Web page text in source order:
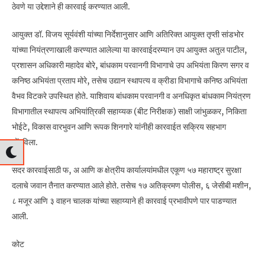
ठेवणे या उद्देशाने ही कारवाई करण्यात आली.
आयुक्त डॉ. विजय सूर्यवंशी यांच्या निर्देशानुसार आणि अतिरिक्त आयुक्त तृप्ती सांडभोर
यांच्या नियंत्रणाखाली करण्यात आलेल्या या कारवाईदरम्यान उप आयुक्त अतुल पाटील,
प्रशासन अधिकारी महादेव बोरे, बांधकाम परवानगी विभागाचे उप अभियंता किरण सगर व
कनिष्ठ अभियंता प्रताप मोरे, तसेच उद्यान स्थापत्य व क्रीडा विभागाचे कनिष्ठ अभियंता
वैभव विटकरे उपस्थित होते. याशिवाय बांधकाम परवानगी व अनधिकृत बांधकाम नियंत्रण
विभागातील स्थापत्य अभियांत्रिकी सहाय्यक (बीट निरीक्षक) साक्षी जांभुळकर, निकिता
भोईटे, विकास वारभुवन आणि रूपक शिनगारे यांनीही कारवाईत सक्रिय सहभाग
नोंदविला.
सदर कारवाईसाठी फ, अ आणि क क्षेत्रीय कार्यालयांमधील एकूण ५७ महाराष्ट्र सुरक्षा
दलाचे जवान तैनात करण्यात आले होते. तसेच १७ अतिक्रमण पोलीस, ६ जेसीबी मशीन,
८ मजूर आणि ३ वाहन चालक यांच्या सहाय्याने ही कारवाई प्रभावीपणे पार पाडण्यात
आली.
कोट